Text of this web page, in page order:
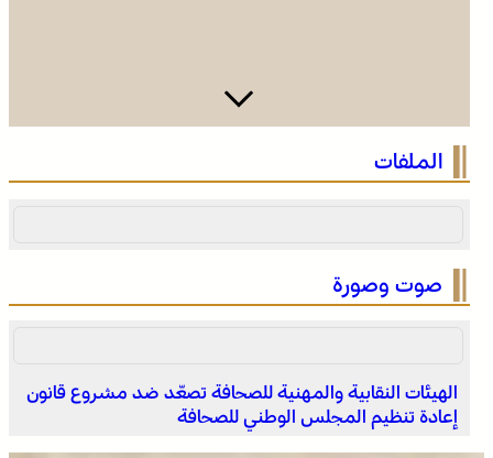
الملفات
صوت وصورة
الهيئات النقابية والمهنية للصحافة تصعّد ضد مشروع قانون
إعادة تنظيم المجلس الوطني للصحافة